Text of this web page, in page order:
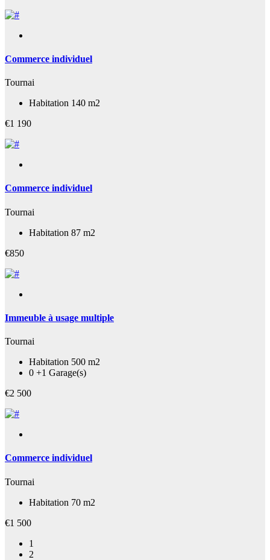
Commerce individuel
Tournai
Habitation 140 m2
€1 190
Commerce individuel
Tournai
Habitation 87 m2
€850
Immeuble à usage multiple
Tournai
Habitation 500 m2
0 +1 Garage(s)
€2 500
Commerce individuel
Tournai
Habitation 70 m2
€1 500
1
2